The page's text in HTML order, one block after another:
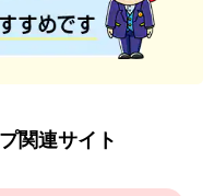
関連サイト